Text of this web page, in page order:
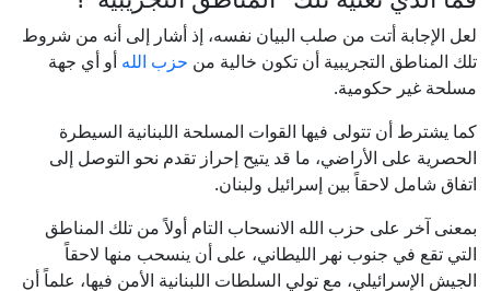
لعل الإجابة أتت من صلب البيان نفسه، إذ أشار إلى أنه من شروط
تلك المناطق التجريبية أن تكون خالية من حزب الله أو أي جهة
مسلحة غير حكومية.
كما يشترط أن تتولى فيها القوات المسلحة اللبنانية السيطرة
الحصرية على الأراضي، ما قد يتيح إحراز تقدم نحو التوصل إلى
اتفاق شامل لاحقاً بين إسرائيل ولبنان.
بمعنى آخر على حزب الله الانسحاب التام أولاً من تلك المناطق
التي تقع في جنوب نهر الليطاني، على أن ينسحب منها لاحقاً
الجيش الإسرائيلي، مع تولي السلطات اللبنانية الأمن فيها، علماً أن